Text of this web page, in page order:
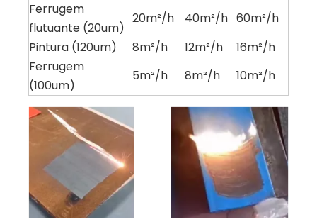
Ferrugem
flutuante (20um)
20m²/h 40m²/h 60m²/h
Pintura (120um)
8m²/h 12m²/h
16m²/h
Ferrugem
(100um)
5m²/h 8m²/h 10m²/h